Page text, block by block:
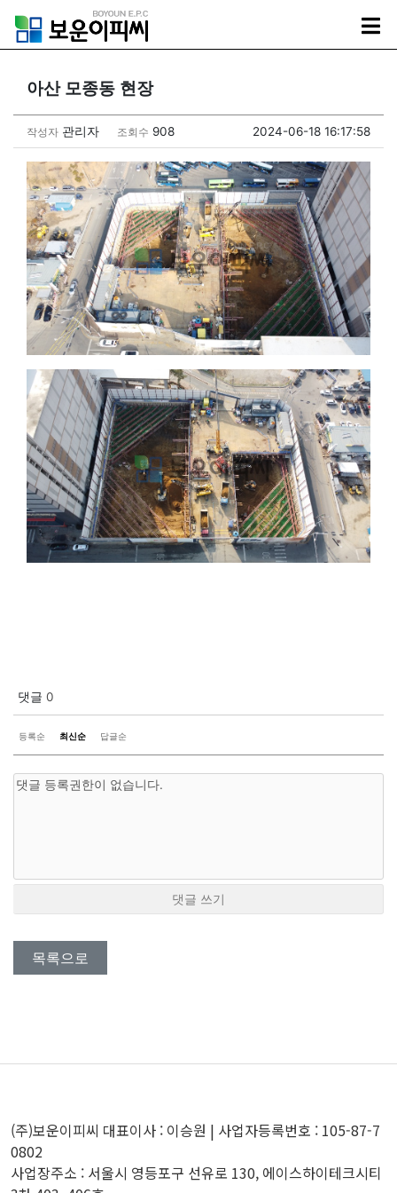
아산 모종동 현장
작성자 관리자 조회수 908 2024-06-18 16:17:58
댓글 0
등록순 최신순 답글순
댓글 쓰기
목록으로
(주)보운이피씨 대표이사 : 이승원 | 사업자등록번호 : 105-87-7
0802
사업장주소 : 서울시 영등포구 선유로 130, 에이스하이테크시티